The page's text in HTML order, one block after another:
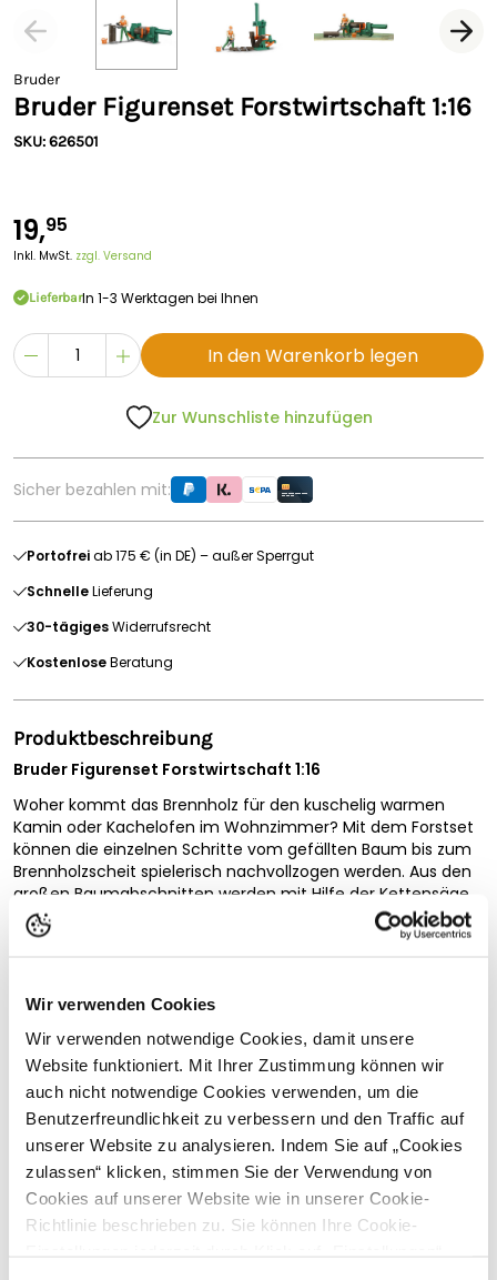
Wir verwenden Cookies
Wir verwenden notwendige Cookies, damit unsere
Website funktioniert. Mit Ihrer Zustimmung können wir
auch nicht notwendige Cookies verwenden, um die
Benutzerfreundlichkeit zu verbessern und den Traffic auf
unserer Website zu analysieren. Indem Sie auf „Cookies
zulassen“ klicken, stimmen Sie der Verwendung von
Cookies auf unserer Website wie in unserer Cookie-
Richtlinie beschrieben zu. Sie können Ihre Cookie-
Bruder
Bruder Figurenset Forstwirtschaft 1:16
SKU: 626501
19,95
Inkl. MwSt. zzgl. Versand
LieferbarIn 1-3 Werktagen bei Ihnen
In den Warenkorb legen
Zur Wunschliste hinzufügen
Sicher bezahlen mit:
Portofreiab 175 € (in DE) – außer Sperrgut
SchnelleLieferung
30-tägigesWiderrufsrecht
KostenloseBeratung
Produktbeschreibung
Bruder Figurenset Forstwirtschaft 1:16
Woher kommt das Brennholz für den kuschelig warmen
Kamin oder Kachelofen im Wohnzimmer? Mit dem Forstset
können die einzelnen Schritte vom gefällten Baum bis zum
Brennholzscheit spielerisch nachvollzogen werden. Aus den
großen Baumabschnitten werden mit Hilfe der Kettensäge
kleinere Abschnitte geschnitten, die sich dann mit dem
Holzspalter in handlichere Scheite weiterverarbeiten lassen.
sind die Axt und Handsäge gedacht. Der Arbeitsschutz steht
beim „Holzmachen“ immer im Vordergrund. Deshalb ist
auch die Spielfigur mit einer Schutzweste und Helm mit
Visier ausgerüstet. Die Arbeitsgeräte können die Figuren
dank ihrer Greifhände sicher halten.
Inhalt
bworld-Spielfigur
4 Holzscheite
Axt
Benzinkanister
Vollständige Beschreibung lesen
Kundenbewertungen
Passende Produkte